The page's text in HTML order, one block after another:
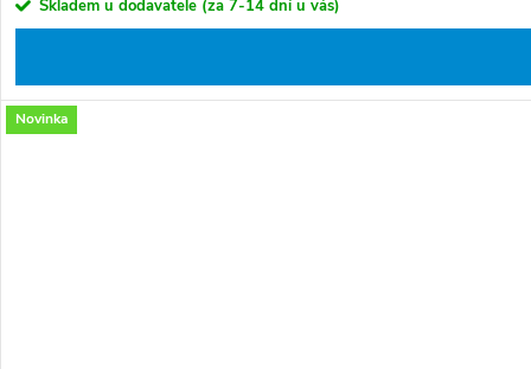
Skladem u dodavatele (za 7-14 dní u vás)
Novinka